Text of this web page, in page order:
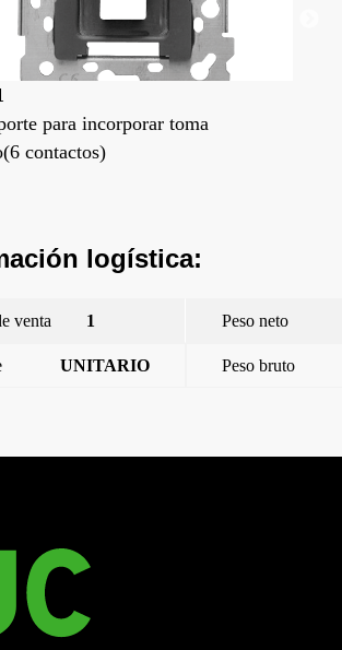
para incorporar toma
contactos)
logística:
venta 1 Peso neto
UNITARIO Peso bruto